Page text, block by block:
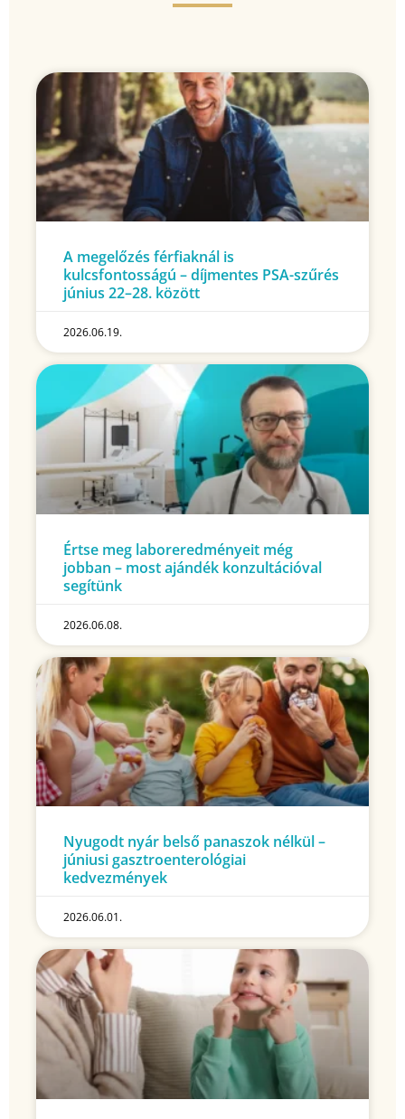
A megelőzés férfiaknál is
kulcsfontosságú – díjmentes PSA-szűrés
június 22–28. között
2026.06.19.
Értse meg laboreredményeit még
jobban – most ajándék konzultációval
segítünk
2026.06.08.
Nyugodt nyár belső panaszok nélkül –
júniusi gasztroenterológiai
kedvezmények
2026.06.01.